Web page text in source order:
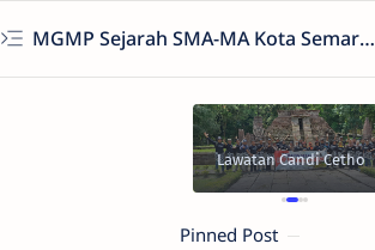
MGMP Sejarah SMA-MA Kota Semarang
Lawatan Candi Cetho
Pinned Post